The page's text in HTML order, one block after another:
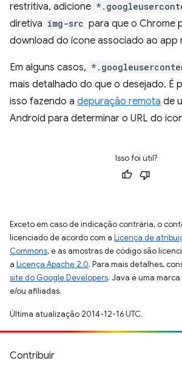
restritiva, adicione
diretiva img-src para que o Chrome
download do ícone associado ao app
Em alguns casos,
mais detalhado do que o desejado. É
isso fazendo a depuração remota de
Android para determinar o URL do
Isso foi útil?
Exceto em caso de indicação contrária, o
licenciado de acordo com a Licença de
Commons, e as amostras de código são
a Licença Apache 2.0. Para mais detalhes,
site do Google Developers. Java é uma
e/ou afiliadas.
Última atualização 2014-12-16 UTC.
Contribuir